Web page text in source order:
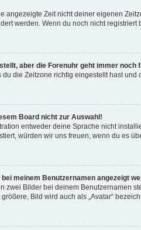
angezeigte Zeit nicht deiner eigenen
werden. Wenn du noch nicht registriert
aber die Forenuhr geht immer noch
die Zeitzone richtig eingestellt hast
Board nicht zur Auswahl!
entweder deine Sprache nicht
würden wir uns freuen, wenn du es
meinem Benutzernamen angezeigt
zwei Bilder bei deinem Benutzernamen
Bild wird auch als „Avatar“